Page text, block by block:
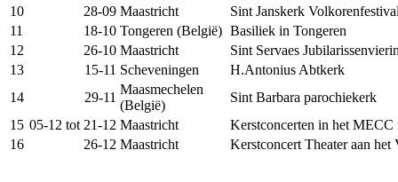
10
28-09 Maastricht
Sint Janskerk
11
18-10 Tongeren (België) Basiliek in Tongeren
12
26-10 Maastricht
Sint Servaes
13
15-11 Scheveningen
H.Antonius Abtkerk
14
29-11
Maasmechelen
(België)
Sint Barbara parochiekerk
15 05-12 tot 21-12 Maastricht
Kerstconcerten in het MECC
16
26-12 Maastricht Kerstconcert Theater aan